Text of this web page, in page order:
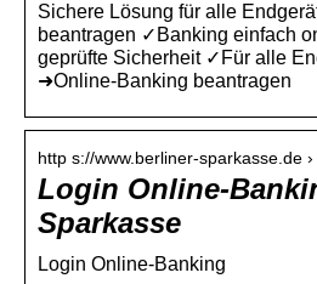
Sichere Lösung für alle
beantragen ✓Banking einfach
geprüfte Sicherheit ✓Für alle
➜Online-Banking beantragen
http s://www.berliner-sparkasse.de
Login Online-
Sparkasse
Login Online-Banking